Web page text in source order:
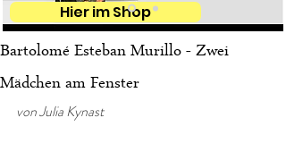
Hier im Shop
Bartolomé Esteban Murillo - Zwei
Mädchen am Fenster
von Julia Kynast